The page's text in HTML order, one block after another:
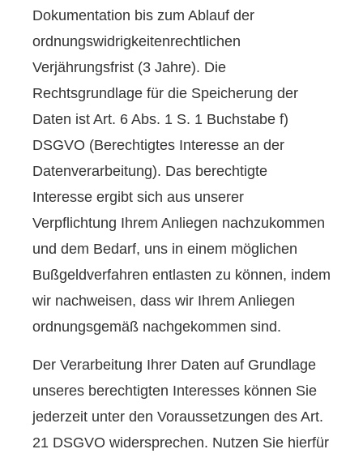
Dokumentation bis zum Ablauf der
ordnungswidrigkeitenrechtlichen
Verjährungsfrist (3 Jahre). Die
Rechtsgrundlage für die Speicherung der
Daten ist Art. 6 Abs. 1 S. 1 Buchstabe f)
DSGVO (Berechtigtes Interesse an der
Datenverarbeitung). Das berechtigte
Interesse ergibt sich aus unserer
Verpflichtung Ihrem Anliegen nachzukommen
und dem Bedarf, uns in einem möglichen
Bußgeldverfahren entlasten zu können, indem
wir nachweisen, dass wir Ihrem Anliegen
ordnungsgemäß nachgekommen sind.
Der Verarbeitung Ihrer Daten auf Grundlage
unseres berechtigten Interesses können Sie
jederzeit unter den Voraussetzungen des Art.
21 DSGVO widersprechen. Nutzen Sie hierfür